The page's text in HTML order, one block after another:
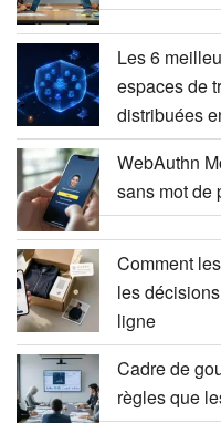
Les 6
espaces de
distribuées
WebAuthn
sans mot de
Comment
les
ligne
Cadre de
règles que